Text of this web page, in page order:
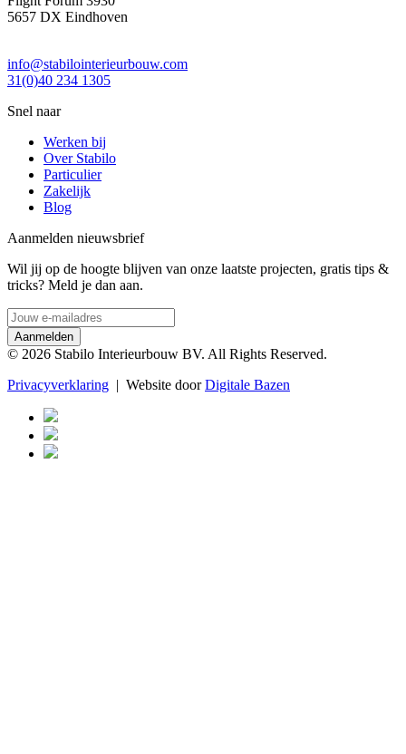
5657 DX Eindhoven
info@stabilointerieurbouw.com
31(0)40 234 1305
Snel naar
Werken bij
Over Stabilo
Particulier
Zakelijk
Blog
Aanmelden nieuwsbrief
Wil jij op de hoogte blijven van onze laatste projecten, gratis tips &
tricks? Meld je dan aan.
© 2026 Stabilo Interieurbouw BV. All Rights Reserved.
Privacyverklaring | Website doorDigitale Bazen